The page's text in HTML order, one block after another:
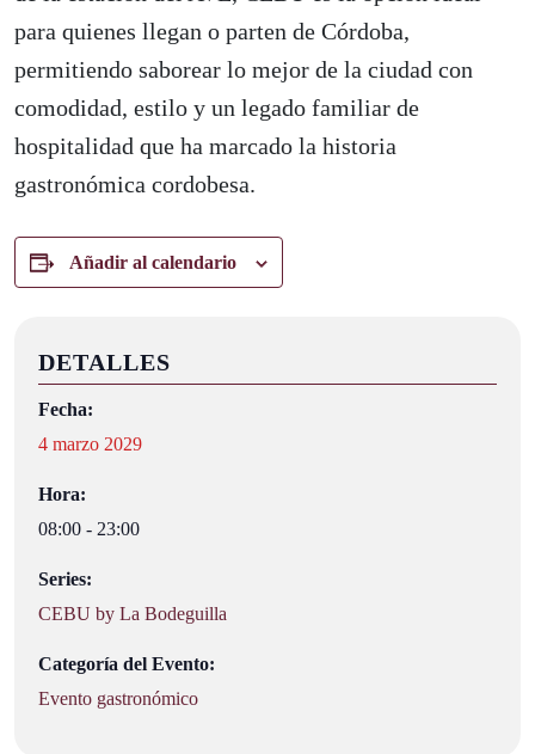
para quienes llegan o parten de Córdoba,
permitiendo saborear lo mejor de la ciudad con
comodidad, estilo y un legado familiar de
hospitalidad que ha marcado la historia
gastronómica cordobesa.
Añadir al calendario
DETALLES
Fecha:
4 marzo 2029
Hora:
08:00 - 23:00
Series:
CEBU by La Bodeguilla
Categoría del Evento:
Evento gastronómico